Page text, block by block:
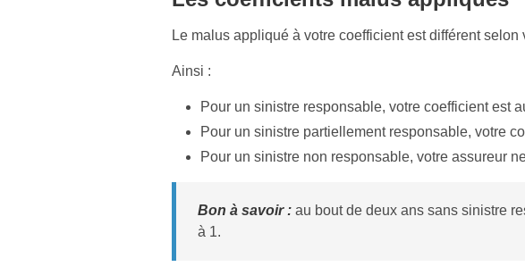
Le malus appliqué à votre coefficient est différent
Ainsi :
Pour un sinistre responsable, votre coefficient est
Pour un sinistre partiellement responsable, votre
Pour un sinistre non responsable, votre assureur
Bon à savoir : au bout de deux ans sans sinistre
à 1.